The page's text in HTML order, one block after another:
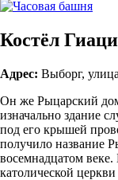
Костёл
Адрес: Выборг,
Он же Рыцарский
изначально здание
под его крышей
получило название
восемнадцатом
католической